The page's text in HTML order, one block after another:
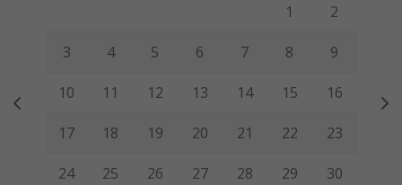
1 2
3 4 5 6 7 8 9
10 11 12 13 14 15 16
17 18 19 20 21 22 23
24 25 26 27 28 29 30